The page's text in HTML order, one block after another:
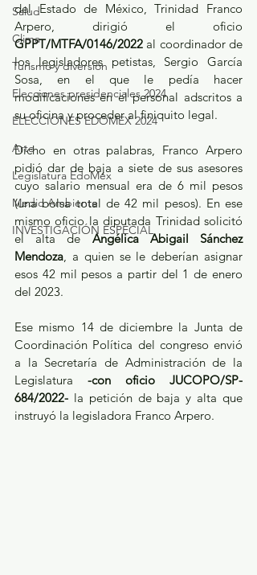
Salud
Clima
Turismo y diversión
Elecciones presidenciales 2024
ELECCIONES EDOMEX 2024
Arte
Legislatura EdoMéx
Medio Ambiente
INVESTIGACIÓN ESPECIAL
del Estado de México, Trinidad Franco
GPPT/MTFA/0146/2022 al coordinador de
los legisladores petistas, Sergio García
Sosa, en el que le pedía hacer
modificaciones en el personal adscritos a
su oficina y proceder al finiquito legal.
Dicho en otras palabras, Franco Arpero
pidió dar de baja a siete de sus asesores
cuyo salario mensual era de 6 mil pesos
(una bolsa total de 42 mil pesos). En ese
mismo oficio la diputada Trinidad solicitó
el alta de Angélica Abigail Sánchez
Mendoza, a quien se le deberían asignar
esos 42 mil pesos a partir del 1 de enero
del 2023.
Ese mismo 14 de diciembre la Junta de
Coordinación Política del congreso envió
a la Secretaría de Administración de la
Legislatura -con oficio JUCOPO/SP-
684/2022- la petición de baja y alta que
instruyó la legisladora Franco Arpero.